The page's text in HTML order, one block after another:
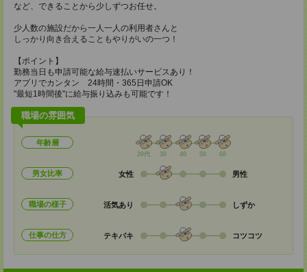
など、できることから少しずつお任せ。
少人数の施設だから一人一人の利用者さんと
しっかり向き合えることもやりがいの一つ！
【ポイント】
勤務当日も申請可能な給与速払いサービスあり！
アプリでカンタン 24時間・365日申請OK
"最短1時間後"に給与振り込みも可能です！
職場の雰囲気
年齢層
20代 30 40 50 60
男女比率 女性 男性
職場の様子 活気あり しずか
仕事の仕方 テキパキ コツコツ